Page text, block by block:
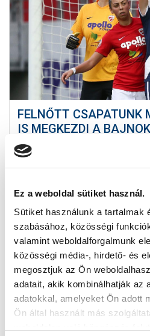
Ez a weboldal sütiket használ.
Sütiket használunk a tartalmak
szabásához, közösségi
valamint weboldalforgalmunk
közösségi média-, hirdető- és
megosztjuk az Ön
adatait, akik kombinálhatják az
adatokkal, amelyeket Ön adott
Ön által használt más
FELNŐTT CSAPATUNK
IS MEGKEZDI A
PROGRAM
2020-08-11 13:00:00
Miskolcra utaznak, míg az U19